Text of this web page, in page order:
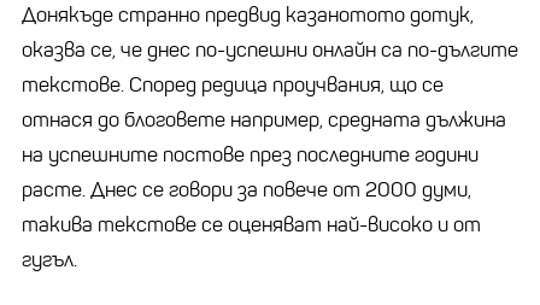
Донякъде странно предвид казанотото дотук,
оказва се, че днес по-успешни онлайн са по-дългите
текстове. Според редица проучвания, що се
отнася до блоговете например, средната дължина
на успешните постове през последните години
расте. Днес се говори за повече от 2000 думи,
такива текстове се оценяват най-високо и от
гугъл.